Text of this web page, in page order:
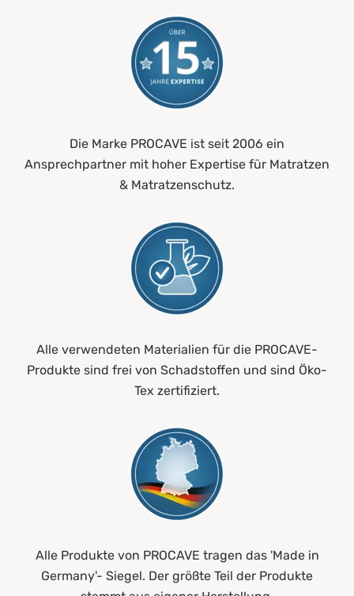
Die Marke PROCAVE ist seit 2006 ein
Ansprechpartner mit hoher Expertise für Matratzen
& Matratzenschutz.
Alle verwendeten Materialien für die PROCAVE-
Produkte sind frei von Schadstoffen und sind Öko-
Tex zertifiziert.
Alle Produkte von PROCAVE tragen das 'Made in
Germany'- Siegel. Der größte Teil der Produkte